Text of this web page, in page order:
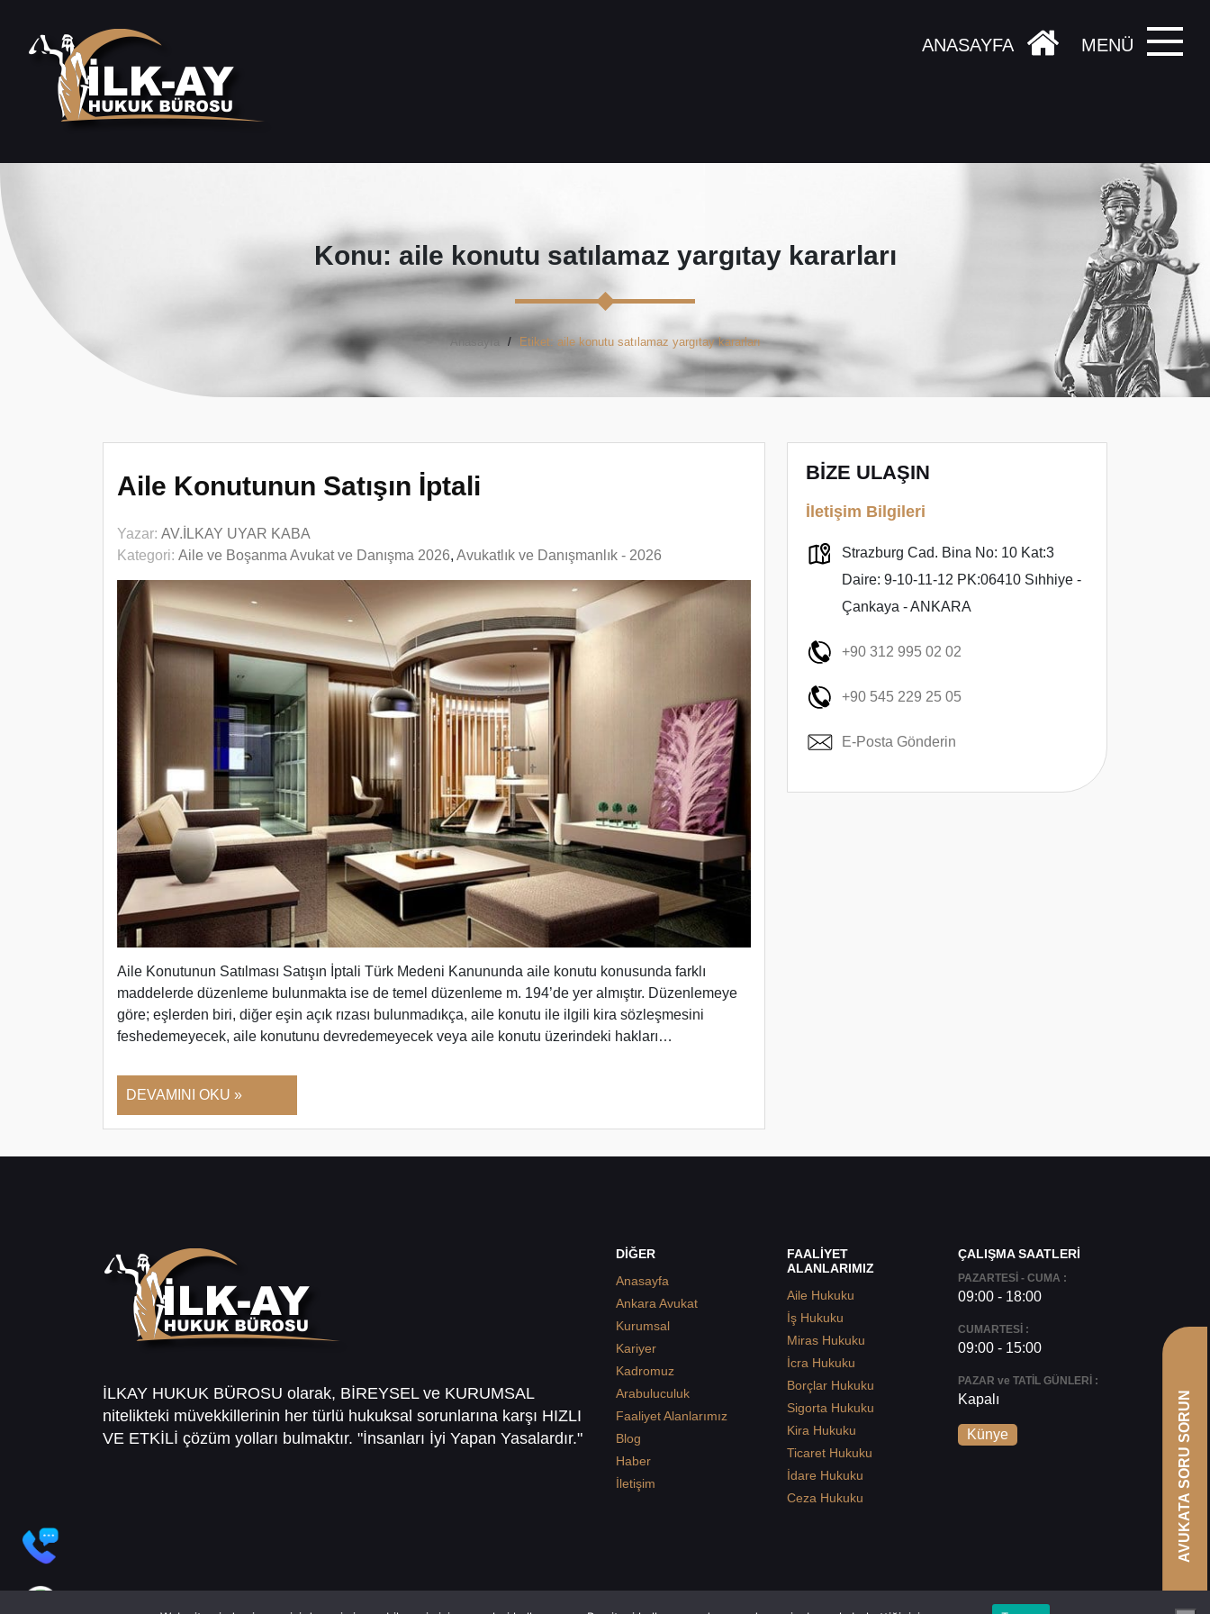
MENÜ
ANASAYFA
Konu: aile konutu satılamaz yargıtay kararları
Anasayfa Etiket: aile konutu satılamaz yargıtay kararları
Aile Konutunun Satışın İptali
Yazar: AV.İLKAY UYAR KABA
Kategori: Aile ve Boşanma Avukat ve Danışma 2026, Avukatlık ve Danışmanlık - 2026
Aile Konutunun Satılması Satışın İptali Türk Medeni Kanununda aile konutu konusunda farklı
maddelerde düzenleme bulunmakta ise de temel düzenleme m. 194’de yer almıştır. Düzenlemeye
göre; eşlerden biri, diğer eşin açık rızası bulunmadıkça, aile konutu ile ilgili kira sözleşmesini
feshedemeyecek, aile konutunu devredemeyecek veya aile konutu üzerindeki hakları…
DEVAMINI OKU »
BİZE ULAŞIN
İletişim Bilgileri
Strazburg Cad. Bina No: 10 Kat:3
Daire: 9-10-11-12 PK:06410 Sıhhiye -
Çankaya - ANKARA
+90 312 995 02 02
+90 545 229 25 05
E-Posta Gönderin
İLKAY HUKUK BÜROSU olarak, BİREYSEL ve KURUMSAL
nitelikteki müvekkillerinin her türlü hukuksal sorunlarına karşı HIZLI
VE ETKİLİ çözüm yolları bulmaktır. "İnsanları İyi Yapan Yasalardır."
DİĞER
Anasayfa
Ankara Avukat
Kurumsal
Kariyer
Kadromuz
Arabuluculuk
Faaliyet Alanlarımız
Blog
Haber
İletişim
FAALİYET
ALANLARIMIZ
Aile Hukuku
İş Hukuku
Miras Hukuku
İcra Hukuku
Borçlar Hukuku
Sigorta Hukuku
Kira Hukuku
Ticaret Hukuku
İdare Hukuku
Ceza Hukuku
ÇALIŞMA SAATLERİ
PAZARTESİ - CUMA :
09:00 - 18:00
CUMARTESİ :
09:00 - 15:00
PAZAR ve TATİL GÜNLERİ :
Kapalı
Künye AVUKATA SORU SORUN